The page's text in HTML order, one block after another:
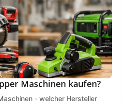
Maschinen kaufen?
- welcher Hersteller